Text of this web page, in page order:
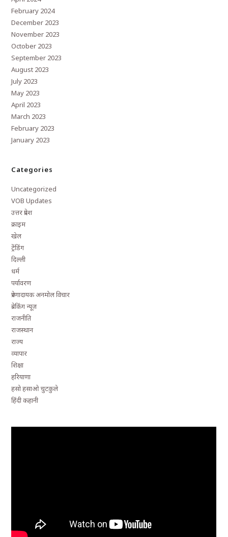
February 2024
December 2023
November 2023
October 2023
September 2023
August 2023
July 2023
May 2023
April 2023
March 2023
February 2023
January 2023
Categories
Uncategorized
VOB Updates
उत्तर प्रदेश
क्राइम
खेल
ट्रेंडिंग
दिल्ली
धर्म
पर्यावरण
प्रेरणादायक अनमोल विचार
ब्रेकिंग न्यूज़
राजनीति
राजस्थान
राज्य
व्यापार
शिक्षा
हरियाणा
हसो हसाओ चुटकुले
हिंदी कहानी